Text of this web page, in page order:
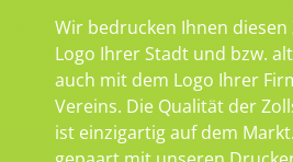
Wir bedrucken Ihnen
Logo Ihrer Stadt und bzw.
auch mit dem Logo Ihrer
Vereins. Die Qualität der
ist einzigartig auf dem